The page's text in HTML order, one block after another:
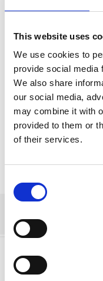
This website uses
We use cookies to
provide social media
We also share
our social media,
may combine it with
provided to them or
of their services.
Selection